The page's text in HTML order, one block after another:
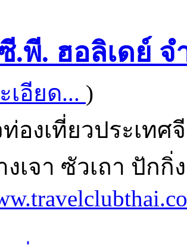
.พี. ฮอลิเดย์ จ
เอียด... )
องเที่ยวประเทศ
เจา ซัวเถา ปักกิ่